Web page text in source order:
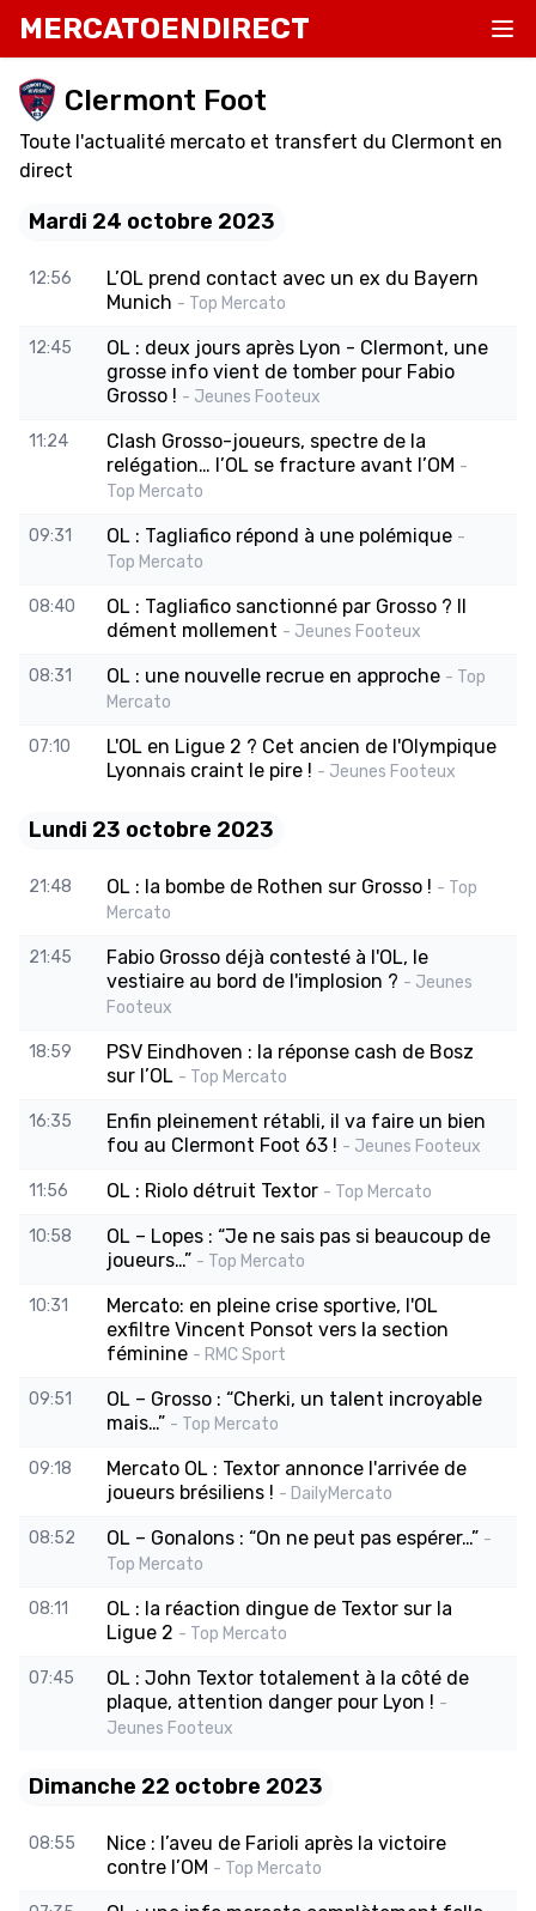
MERCATOENDIRECT
Clermont Foot
Toute l'actualité mercato et transfert du Clermont en
direct
Mardi 24 octobre 2023
12:56
L’OL prend contact avec un ex du Bayern
Munich - Top Mercato
12:45
OL : deux jours après Lyon - Clermont, une
grosse info vient de tomber pour Fabio
Grosso ! - Jeunes Footeux
11:24
Clash Grosso-joueurs, spectre de la
relégation… l’OL se fracture avant l’OM -
Top Mercato
09:31 OL : Tagliafico répond à une polémique -
Top Mercato
08:40
OL : Tagliafico sanctionné par Grosso ? Il
dément mollement - Jeunes Footeux
08:31 OL : une nouvelle recrue en approche - Top
Mercato
07:10
L'OL en Ligue 2 ? Cet ancien de l'Olympique
Lyonnais craint le pire ! - Jeunes Footeux
Lundi 23 octobre 2023
21:48 OL : la bombe de Rothen sur Grosso ! - Top
Mercato
21:45
Fabio Grosso déjà contesté à l'OL, le
vestiaire au bord de l'implosion ? - Jeunes
Footeux
18:59
PSV Eindhoven : la réponse cash de Bosz
sur l’OL - Top Mercato
16:35
Enfin pleinement rétabli, il va faire un bien
fou au Clermont Foot 63 ! - Jeunes Footeux
11:56 OL : Riolo détruit Textor - Top Mercato
10:58
OL – Lopes : “Je ne sais pas si beaucoup de
joueurs…” - Top Mercato
10:31
Mercato: en pleine crise sportive, l'OL
exfiltre Vincent Ponsot vers la section
féminine - RMC Sport
09:51
OL – Grosso : “Cherki, un talent incroyable
mais…” - Top Mercato
09:18
Mercato OL : Textor annonce l'arrivée de
joueurs brésiliens ! - DailyMercato
08:52 OL – Gonalons : “On ne peut pas espérer…” -
Top Mercato
08:11
OL : la réaction dingue de Textor sur la
Ligue 2 - Top Mercato
07:45
OL : John Textor totalement à la côté de
plaque, attention danger pour Lyon ! -
Jeunes Footeux
Dimanche 22 octobre 2023
08:55
Nice : l’aveu de Farioli après la victoire
contre l’OM - Top Mercato